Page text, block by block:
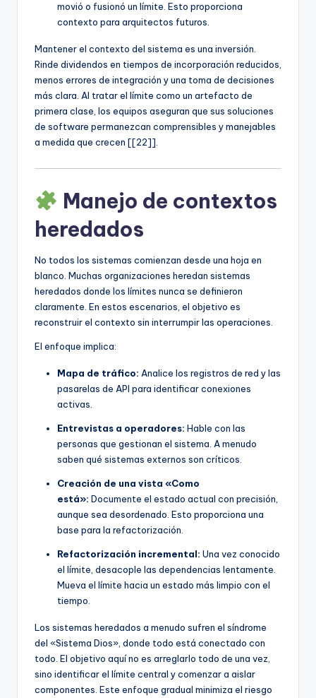
movió o fusionó un límite. Esto proporciona
contexto para arquitectos futuros.
Mantener el contexto del sistema es una inversión.
Rinde dividendos en tiempos de incorporación reducidos,
menos errores de integración y una toma de decisiones
más clara. Al tratar el límite como un artefacto de
primera clase, los equipos aseguran que sus soluciones
de software permanezcan comprensibles y manejables
a medida que crecen [[22]].
Manejo de contextos
heredados
No todos los sistemas comienzan desde una hoja en
blanco. Muchas organizaciones heredan sistemas
heredados donde los límites nunca se definieron
claramente. En estos escenarios, el objetivo es
reconstruir el contexto sin interrumpir las operaciones.
El enfoque implica:
Mapa de tráfico: Analice los registros de red y las
pasarelas de API para identificar conexiones
activas.
Entrevistas a operadores: Hable con las
personas que gestionan el sistema. A menudo
saben qué sistemas externos son críticos.
Creación de una vista «Como
está»: Documente el estado actual con precisión,
aunque sea desordenado. Esto proporciona una
base para la refactorización.
Refactorización incremental: Una vez conocido
el límite, desacople las dependencias lentamente.
Mueva el límite hacia un estado más limpio con el
tiempo.
Los sistemas heredados a menudo sufren el síndrome
del «Sistema Dios», donde todo está conectado con
todo. El objetivo aquí no es arreglarlo todo de una vez,
sino identificar el límite central y comenzar a aislar
componentes. Este enfoque gradual minimiza el riesgo